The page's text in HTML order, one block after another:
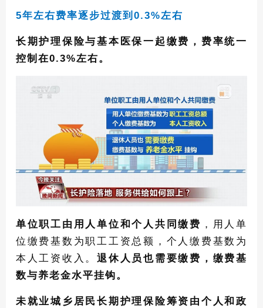
5年左右费率逐步过渡到0.3%左右
长期护理保险与基本医保一起缴费，费率统一
控制在0.3%左右。
单位职工由用人单位和个人共同缴费 ，用人单
位缴费基数为职工工资总额，个人缴费基数为
本人工资收入。退休人员也需要缴费，缴费基
数与养老金水平挂钩。
未就业城乡居民长期护理保险筹资由个人和政